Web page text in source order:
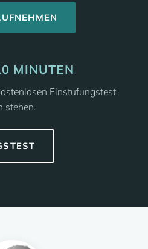
MINUTEN
Einstufungstest
stehen.